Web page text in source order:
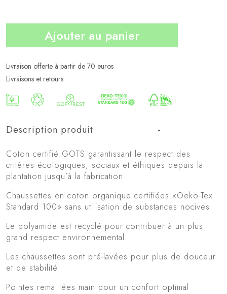
5
City
Ajouter au panier
Livraison offerte à partir de 70 euros
Livraisons et retours
Description produit
Coton certifié GOTS garantissant le respect des
critères écologiques, sociaux et éthiques depuis la
plantation jusqu’à la fabrication
Chaussettes en coton organique certifiées «Oeko-Tex
Standard 100» sans utilisation de substances nocives
Le polyamide est recyclé pour contribuer à un plus
grand respect environnemental
Les chaussettes sont pré-lavées pour plus de douceur
et de stabilité
Pointes remaillées main pour un confort optimal